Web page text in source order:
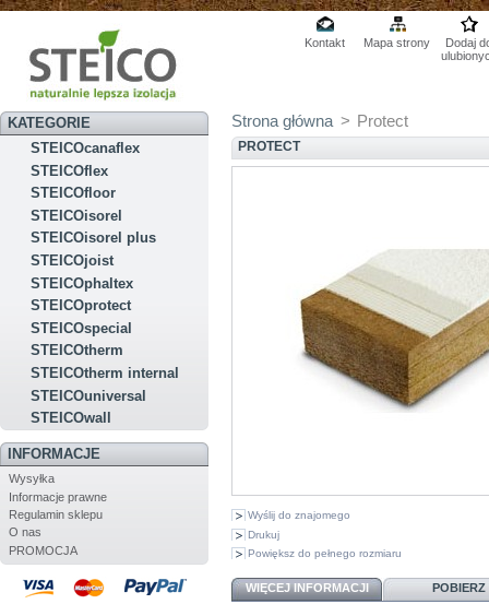
Kontakt Mapa strony
Dodaj
KATEGORIE
STEICOcanaflex
STEICOflex
STEICOfloor
STEICOisorel
STEICOisorel plus
STEICOjoist
STEICOphaltex
STEICOprotect
STEICOspecial
STEICOtherm
STEICOtherm internal
STEICOuniversal
STEICOwall
INFORMACJE
Wysyłka
Informacje prawne
Regulamin sklepu
O nas
PROMOCJA
Strona główna > Protect
PROTECT
Wyślij do znajomego
Drukuj
Powiększ do pełnego rozmiaru
WIĘCEJ INFORMACJI POBIERZ